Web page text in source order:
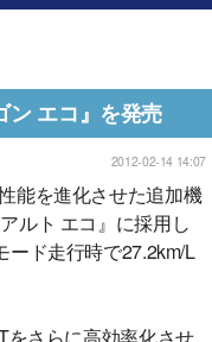
ン エコ』を発売
2012-02-14 14:07
能を進化させた追加機
ルト エコ』に採用し
ード走行時で27.2km/L
さらに高効率化させ